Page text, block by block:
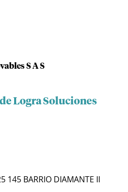
S A S
Logra Soluciones
145 BARRIO DIAMANTE II